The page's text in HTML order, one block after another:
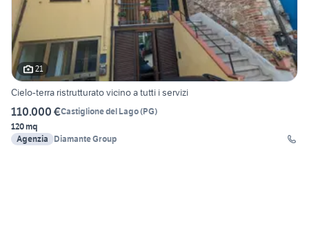
21
Cielo-terra ristrutturato vicino a tutti i servizi
110.000 €Castiglione del Lago(PG)
120 mq
Agenzia
Diamante Group